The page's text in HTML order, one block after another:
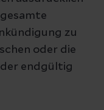
zu
oder die
endgültig